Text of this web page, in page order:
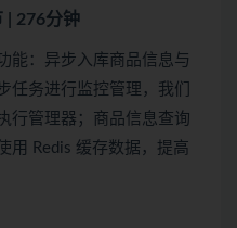
| 276分钟
能：异步入库商品信息与
任务进行监控管理，我们
行管理器；商品信息查询
用 Redis 缓存数据，提高